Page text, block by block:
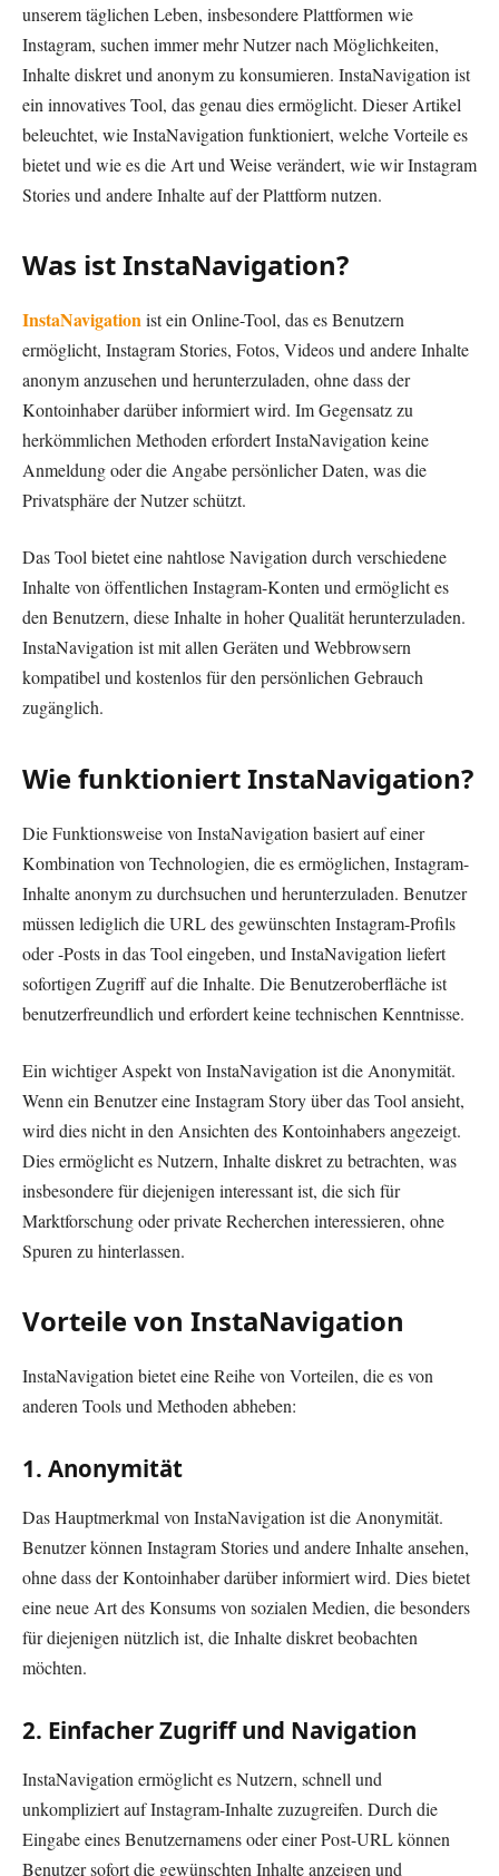
unserem täglichen Leben, insbesondere Plattformen wie
Instagram, suchen immer mehr Nutzer nach Möglichkeiten,
Inhalte diskret und anonym zu konsumieren. InstaNavigation ist
ein innovatives Tool, das genau dies ermöglicht. Dieser Artikel
beleuchtet, wie InstaNavigation funktioniert, welche Vorteile es
bietet und wie es die Art und Weise verändert, wie wir Instagram
Stories und andere Inhalte auf der Plattform nutzen.
Was ist InstaNavigation?
InstaNavigationist ein Online-Tool, das es Benutzern
ermöglicht, Instagram Stories, Fotos, Videos und andere Inhalte
anonym anzusehen und herunterzuladen, ohne dass der
Kontoinhaber darüber informiert wird. Im Gegensatz zu
herkömmlichen Methoden erfordert InstaNavigation keine
Anmeldung oder die Angabe persönlicher Daten, was die
Privatsphäre der Nutzer schützt.
Das Tool bietet eine nahtlose Navigation durch verschiedene
Inhalte von öffentlichen Instagram-Konten und ermöglicht es
den Benutzern, diese Inhalte in hoher Qualität herunterzuladen.
InstaNavigation ist mit allen Geräten und Webbrowsern
kompatibel und kostenlos für den persönlichen Gebrauch
zugänglich.
Wie funktioniert InstaNavigation?
Die Funktionsweise von InstaNavigation basiert auf einer
Kombination von Technologien, die es ermöglichen, Instagram-
Inhalte anonym zu durchsuchen und herunterzuladen. Benutzer
müssen lediglich die URL des gewünschten Instagram-Profils
oder -Posts in das Tool eingeben, und InstaNavigation liefert
sofortigen Zugriff auf die Inhalte. Die Benutzeroberfläche ist
benutzerfreundlich und erfordert keine technischen Kenntnisse.
Ein wichtiger Aspekt von InstaNavigation ist die Anonymität.
Wenn ein Benutzer eine Instagram Story über das Tool ansieht,
wird dies nicht in den Ansichten des Kontoinhabers angezeigt.
Dies ermöglicht es Nutzern, Inhalte diskret zu betrachten, was
insbesondere für diejenigen interessant ist, die sich für
Marktforschung oder private Recherchen interessieren, ohne
Spuren zu hinterlassen.
Vorteile von InstaNavigation
InstaNavigation bietet eine Reihe von Vorteilen, die es von
anderen Tools und Methoden abheben:
1. Anonymität
Das Hauptmerkmal von InstaNavigation ist die Anonymität.
Benutzer können Instagram Stories und andere Inhalte ansehen,
ohne dass der Kontoinhaber darüber informiert wird. Dies bietet
eine neue Art des Konsums von sozialen Medien, die besonders
für diejenigen nützlich ist, die Inhalte diskret beobachten
möchten.
2. Einfacher Zugriff und Navigation
InstaNavigation ermöglicht es Nutzern, schnell und
unkompliziert auf Instagram-Inhalte zuzugreifen. Durch die
Eingabe eines Benutzernamens oder einer Post-URL können
Benutzer sofort die gewünschten Inhalte anzeigen und